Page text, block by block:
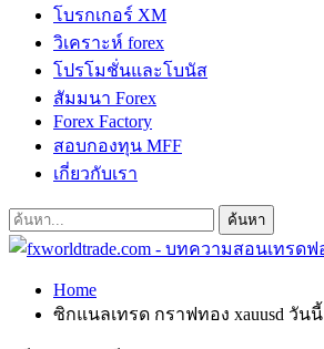
โบรกเกอร์ XM
วิเคราะห์ forex
โปรโมชั่นและโบนัส
สัมมนา Forex
Forex Factory
สอบกองทุน MFF
เกี่ยวกับเรา
Home
ซิกแนลเทรด กราฟทอง xauusd วันนี้